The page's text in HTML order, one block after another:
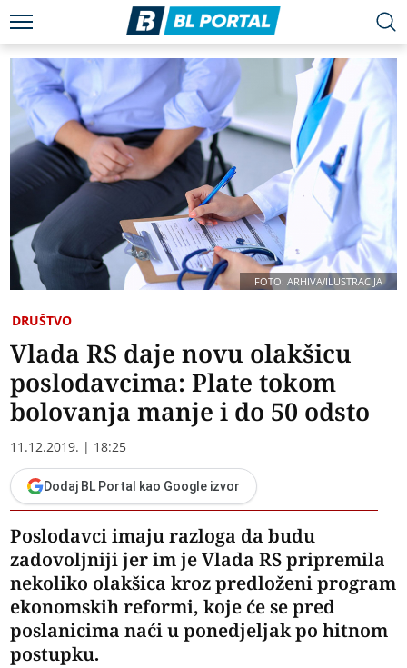
FOTO: ARHIVA/ILUSTRACIJA
DRUŠTVO
Vlada RS daje novu olakšicu
poslodavcima: Plate tokom
bolovanja manje i do 50 odsto
11.12.2019. | 18:25
Dodaj BL Portal kao Google izvor
Poslodavci imaju razloga da budu
zadovoljniji jer im je Vlada RS pripremila
nekoliko olakšica kroz predloženi program
ekonomskih reformi, koje će se pred
poslanicima naći u ponedjeljak po hitnom
postupku.